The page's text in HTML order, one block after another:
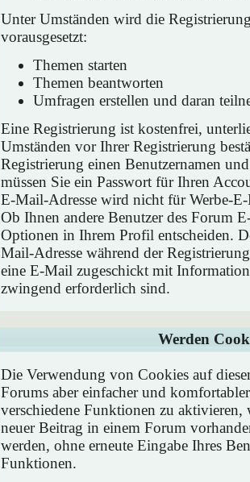
Unter Umständen wird die
vorausgesetzt:
Themen starten
Themen beantworten
Umfragen erstellen und daran
Eine Registrierung ist kostenfrei,
Umständen vor Ihrer Registrierung
Registrierung einen Benutzernamen
müssen Sie ein Passwort für Ihren
E-Mail-Adresse wird nicht für Werbe-
Ob Ihnen andere Benutzer des Forum
Optionen in Ihrem Profil entscheiden.
Mail-Adresse während der
eine E-Mail zugeschickt mit
zwingend erforderlich sind.
Werden
Die Verwendung von Cookies auf
Forums aber einfacher und
verschiedene Funktionen zu
neuer Beitrag in einem Forum
werden, ohne erneute Eingabe Ihres
Funktionen.